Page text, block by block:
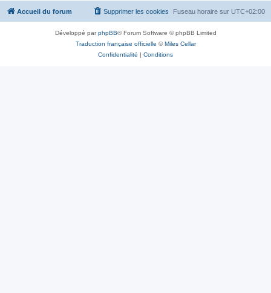
Accueil du forum Fuseau horaire sur UTC+02:00
Supprimer les cookies
Développé parphpBB® Forum Software © phpBB Limited
Traduction française officielle ©Miles Cellar
Confidentialité | Conditions